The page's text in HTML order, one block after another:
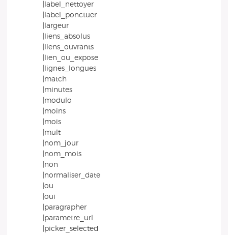
|label_nettoyer
|label_ponctuer
|largeur
|liens_absolus
|liens_ouvrants
|lien_ou_expose
|lignes_longues
|match
|minutes
|modulo
|moins
|mois
|mult
|nom_jour
|nom_mois
|non
|normaliser_date
|ou
|oui
|paragrapher
|parametre_url
|picker_selected